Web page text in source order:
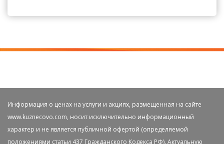
Информация о ценах на услуги и акциях, размещенная на сайте
www.kuznecovo.com, носит исключительно информационный
характер и не является публичной офертой (определяемой
положениями статьи 437 Гражданского Кодекса РФ). Актуальную